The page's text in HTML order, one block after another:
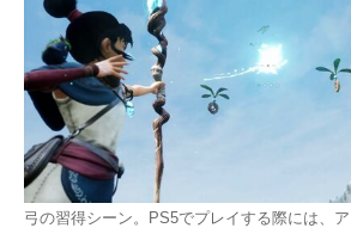
弓の習得シーン。PS5でプレイする際には、